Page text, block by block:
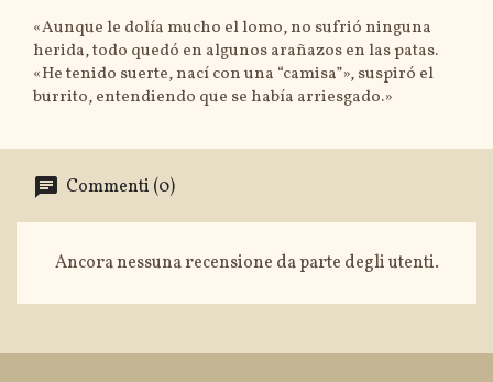
«Aunque le dolía mucho el lomo, no sufrió ninguna
herida, todo quedó en algunos arañazos en las patas.
«He tenido suerte, nací con una “camisa”», suspiró el
burrito, entendiendo que se había arriesgado.»
Commenti (0)
Ancora nessuna recensione da parte degli utenti.